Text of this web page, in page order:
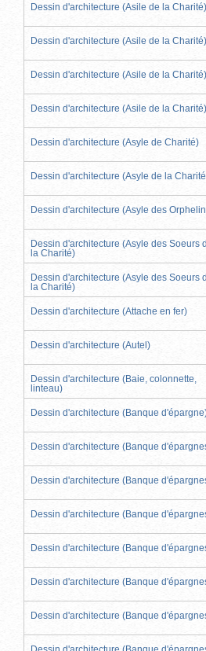
Dessin d'architecture (Asile de la Charité)
Dessin d'architecture (Asile de la Charité)
Dessin d'architecture (Asile de la Charité)
Dessin d'architecture (Asile de la Charité)
Dessin d'architecture (Asyle de Charité)
Dessin d'architecture (Asyle de la
Dessin d'architecture (Asyle des
Dessin d'architecture (Asyle des Soeurs
la Charité)
Dessin d'architecture (Asyle des Soeurs
la Charité)
Dessin d'architecture (Attache en fer)
Dessin d'architecture (Autel)
Dessin d'architecture (Baie, colonnette,
linteau)
Dessin d'architecture (Banque
Dessin d'architecture (Banque
Dessin d'architecture (Banque
Dessin d'architecture (Banque
Dessin d'architecture (Banque
Dessin d'architecture (Banque
Dessin d'architecture (Banque